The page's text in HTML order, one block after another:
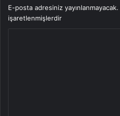
E-posta adresiniz yayınlanmayacak.
işaretlenmişlerdir